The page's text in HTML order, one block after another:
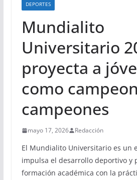
DEPORTES
Mundialito
Universitario
proyecta a
como
campeones
mayo 17, 2026 Redacción
El Mundialito Universitario es un
impulsa el desarrollo deportivo y
formación académica con la